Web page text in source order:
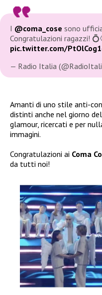
I @coma_cose sono
Congratulazioni ragazzi!
pic.twitter.com/
— Radio Italia
Amanti di uno stile anti-
distinti anche nel giorno
glamour, ricercati e per
immagini.
Congratulazioni ai Coma
da tutti noi!